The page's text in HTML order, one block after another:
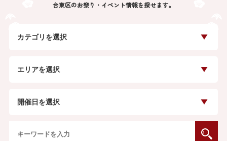
台東区のお祭り・イベント情報を探せます。
カテゴリを選択
エリアを選択
開催日を選択